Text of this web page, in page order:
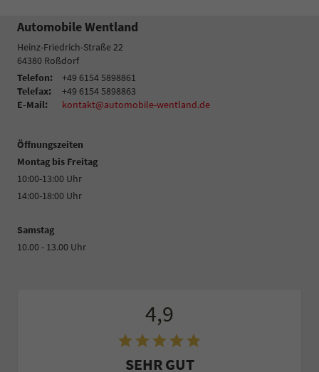
Automobile Wentland
Heinz-Friedrich-Straße 22
64380 Roßdorf
Telefon:
+49 6154 5898861
Telefax:
+49 6154 5898863
E-Mail:
kontakt@automobile-wentland.de
Öffnungszeiten
Montag bis Freitag
10:00-13:00 Uhr
14:00-18:00 Uhr
Samstag
10.00 - 13.00 Uhr
4,9
SEHR GUT